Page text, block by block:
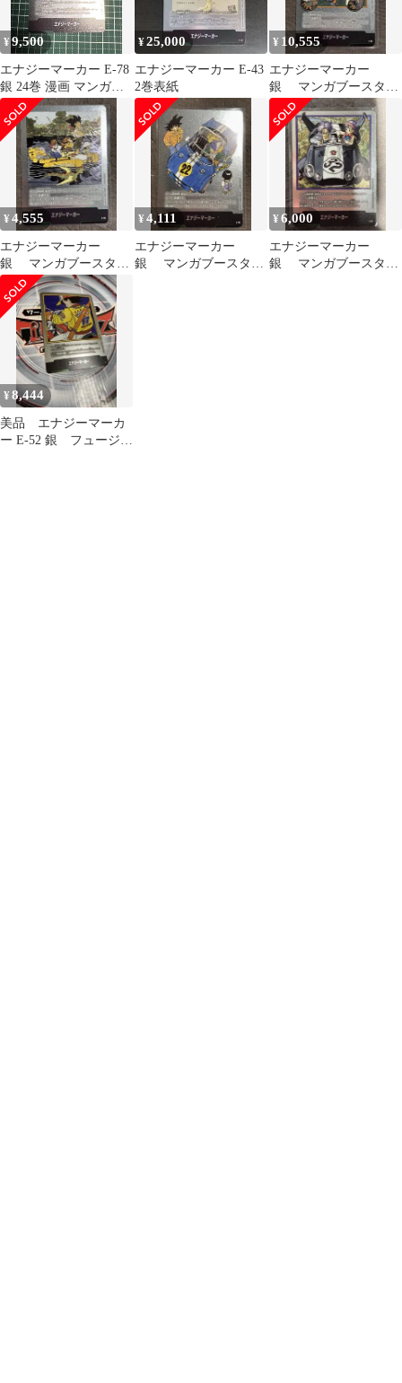
¥9,500
エナジーマーカー E-78
銀 24巻 漫画 マンガブ
ースター ①
¥25,000
エナジーマーカー E-43
2巻表紙
¥ 10,555
エナジーマーカー
銀 マンガブースター
E-82 34巻 美品
¥4,555
エナジーマーカー
銀 マンガブースター
E-79 25巻 美品
¥4,111
エナジーマーカー
銀 マンガブースター
¥6,000
エナジーマーカー
銀 マンガブースター
¥8,444
美品 エナジーマーカ
ー E-52 銀 フュージョ